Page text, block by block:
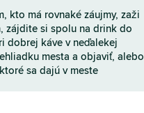
kto má rovnaké záujmy, zaži
zájdite si spolu na drink do
dobrej káve v neďalekej
mesta a objaviť, alebo
sa dajú v meste